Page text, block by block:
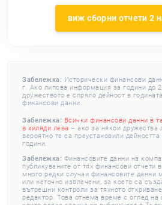
виж сборни отчети 2
Забележка: Исторически финансови
г. Ако липсва информация за години до
дружеството е спряло дейност в
финансови данни.
Забележка: Всички финансови данни в
в хиляди лева – ако за някои дружества
вероятно те са преустановили
години.
Забележка: Финансовите данни на
публикуваните от тях финансови отчети
много редки случаи финансовите данни
или неточно извлечени, за което са
вътрешни контроли за тяхното
редактор. Това отнема време с оглед на